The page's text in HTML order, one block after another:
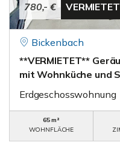
780,- € VERMIETET
Bickenbach
**VERMIETET**
mit Wohnküche und
Erdgeschosswohnung
65 m²
WOHNFLÄCHE